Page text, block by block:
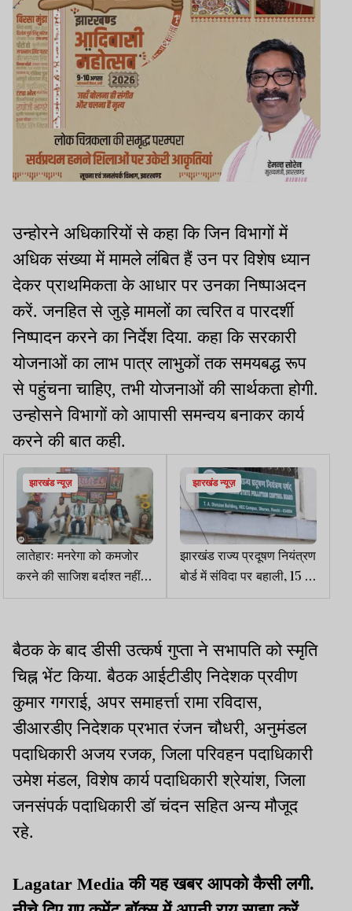
उन्होरने अधिकारियों से कहा कि जिन विभागों में
अधिक संख्या में मामले लंबित हैं उन पर विशेष ध्यान
देकर प्राथमिकता के आधार पर उनका निष्पाअदन
करें. जनहित से जुड़े मामलों का त्वरित व पारदर्शी
निष्पादन करने का निर्देश दिया. कहा कि सरकारी
योजनाओं का लाभ पात्र लाभुकों तक समयबद्ध रूप
से पहुंचना चाहिए, तभी योजनाओं की सार्थकता होगी.
उन्होसने विभागों को आपासी समन्वय बनाकर कार्य
करने की बात कही.
झारखंड न्यूज़
लातेहारः मनरेगा को कमजोर
करने की साजिश बर्दाश्त नहीं
करेगी कांग्रेस- शाहदेव
झारखंड न्यूज़
झारखंड राज्य प्रदूषण नियंत्रण
बोर्ड में संविदा पर बहाली, 15 से
आवेदन शुरू
बैठक के बाद डीसी उत्कर्ष गुप्ता ने सभापति को स्मृति
चिह्न भेंट किया. बैठक आईटीडीए निदेशक प्रवीण
कुमार गगराई, अपर समाहर्त्ता रामा रविदास,
डीआरडीए निदेशक प्रभात रंजन चौधरी, अनुमंडल
पदाधिकारी अजय रजक, जिला परिवहन पदाधिकारी
उमेश मंडल, विशेष कार्य पदाधिकारी श्रेयांश, जिला
जनसंपर्क पदाधिकारी डॉ चंदन सहित अन्य मौजूद
रहे.
Lagatar Media की यह खबर आपको कैसी लगी.